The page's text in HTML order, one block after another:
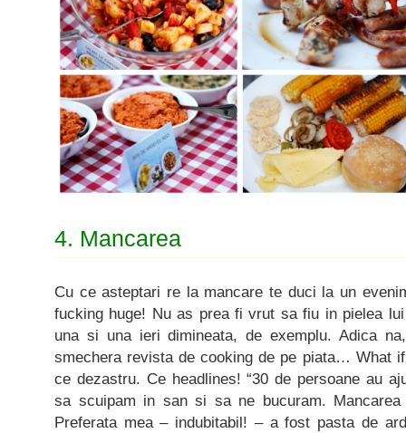
4. Mancarea
Cu ce asteptari re la mancare te duci la un
fucking huge! Nu as prea fi vrut sa fiu in pielea
una si una ieri dimineata, de exemplu. Adica
smechera revista de cooking de pe piata… What
ce dezastru. Ce headlines! “30 de persoane au
sa scuipam in san si sa ne bucuram.
Preferata mea – indubitabil! – a fost pasta de